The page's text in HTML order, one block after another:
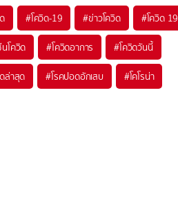
#โควิด-19 #ข่าวโควิด #โควิด 19
โควิด #โควิดอาการ #โควิดวันนี้
ล่าสุด #โรคปอดอักเสบ #โคโรน่า